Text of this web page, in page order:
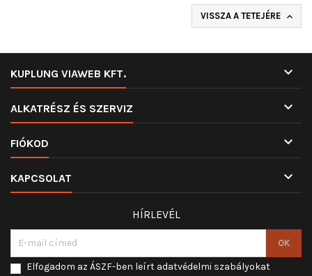
VISSZA A TETEJÉRE 
KUPLUNG VIAWEB KFT. 
ALKATRÉSZ ÉS SZERVIZ 
FIÓKOD 
KAPCSOLAT 
HÍRLEVÉL
Elfogadom az ÁSZF-ben leírt adatvédelmi szabályokat